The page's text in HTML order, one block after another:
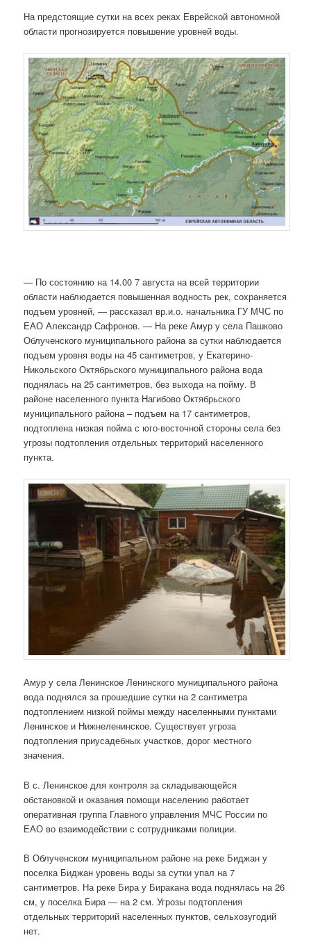
На предстоящие сутки на всех реках Еврейской автономной
области прогнозируется повышение уровней воды.
— По состоянию на 14.00 7 августа на всей территории
области наблюдается повышенная водность рек, сохраняется
подъем уровней, — рассказал вр.и.о. начальника ГУ МЧС по
ЕАО Александр Сафронов. — На реке Амур у села Пашково
Облученского муниципального района за сутки наблюдается
подъем уровня воды на 45 сантиметров, у Екатерино-
Никольского Октябрьского муниципального района вода
поднялась на 25 сантиметров, без выхода на пойму. В
районе населенного пункта Нагибово Октябрьского
муниципального района – подъем на 17 сантиметров,
подтоплена низкая пойма с юго-восточной стороны села без
угрозы подтопления отдельных территорий населенного
пункта.
Амур у села Ленинское Ленинского муниципального района
вода поднялся за прошедшие сутки на 2 сантиметра
подтоплением низкой поймы между населенными пунктами
Ленинское и Нижнеленинское. Существует угроза
подтопления приусадебных участков, дорог местного
значения.
В с. Ленинское для контроля за складывающейся
обстановкой и оказания помощи населению работает
оперативная группа Главного управления МЧС России по
ЕАО во взаимодействии с сотрудниками полиции.
В Облученском муниципальном районе на реке Биджан у
поселка Биджан уровень воды за сутки упал на 7
сантиметров. На реке Бира у Биракана вода поднялась на 26
см, у поселка Бира — на 2 см. Угрозы подтопления
отдельных территорий населенных пунктов, сельхозугодий
нет.